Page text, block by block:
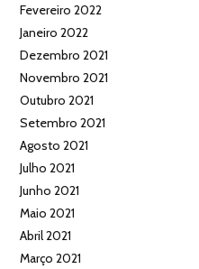
Fevereiro 2022
Janeiro 2022
Dezembro 2021
Novembro 2021
Outubro 2021
Setembro 2021
Agosto 2021
Julho 2021
Junho 2021
Maio 2021
Abril 2021
Março 2021